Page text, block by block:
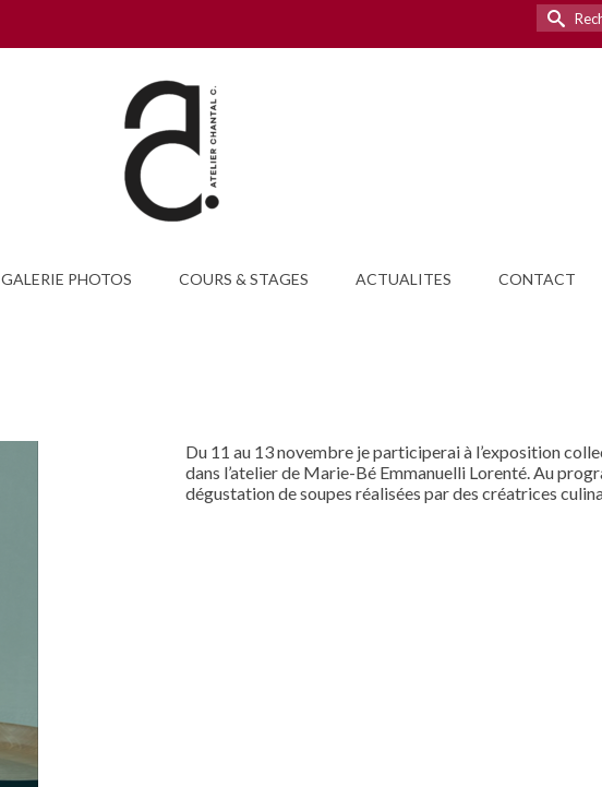
GALERIE PHOTOS COURS & STAGES ACTUALITES CONTACT
Du 11 au 13 novembre je participerai à l’exposition
dans l’atelier de Marie-Bé Emmanuelli Lorenté. Au
dégustation de soupes réalisées par des créatrices